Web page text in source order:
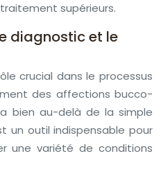
supérieurs.
diagnostic et le
crucial dans le processus
des affections bucco-
bien au-delà de la simple
un outil indispensable pour
une variété de conditions